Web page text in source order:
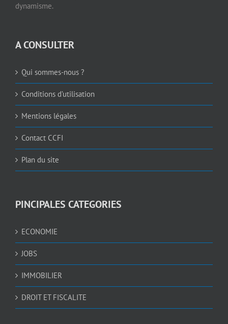
dynamisme.
A CONSULTER
Qui sommes-nous ?
Conditions d’utilisation
Mentions légales
Contact CCFI
Plan du site
PINCIPALES CATEGORIES
ECONOMIE
JOBS
IMMOBILIER
DROIT ET FISCALITE